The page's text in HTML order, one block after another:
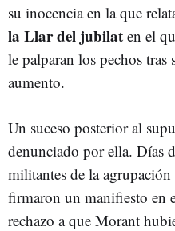
su inocencia en la que
la Llar del jubilat en el
le palparan los pechos tras
aumento.
Un suceso posterior al
denunciado por ella. Días
militantes de la
firmaron un manifiesto en
rechazo a que Morant